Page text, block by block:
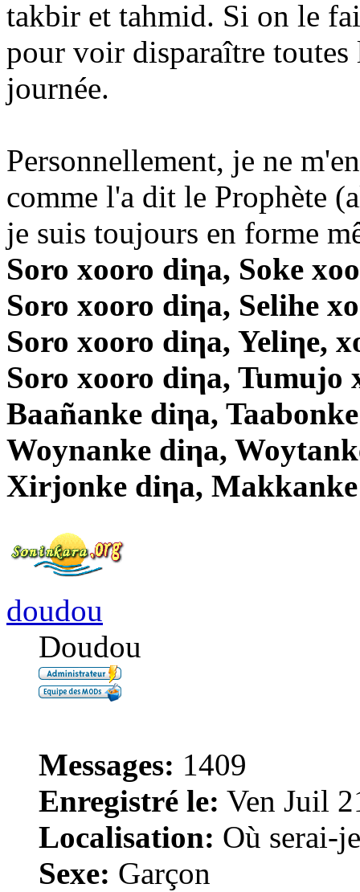
takbir et tahmid. Si on le
pour voir disparaître toutes
journée.
Personnellement, je ne
comme l'a dit le Prophète
je suis toujours en forme
Soro xooro diηa, Soke
Soro xooro diηa, Selihe
Soro xooro diηa, Yeliηe,
Soro xooro diηa, Tumujo
Baañanke diηa,
Woynanke diηa,
Xirjonke diηa,
doudou
Doudou
Messages: 1409
Enregistré le: Ven Juil
Localisation: Où serai-
Sexe: Garçon